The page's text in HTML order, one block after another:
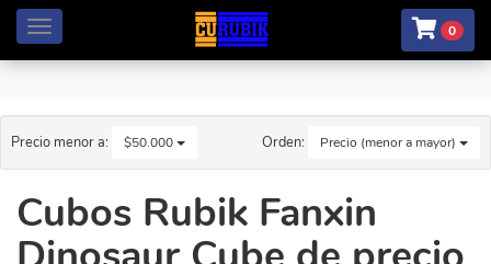
Menú 0
Precio menor a: $50.000 Orden: Precio (menor a mayor)
Cubos Rubik Fanxin